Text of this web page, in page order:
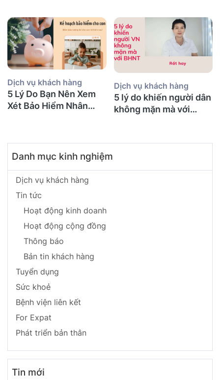
bảo hiểm gì?
Dịch vụ khách hàng
5 Lý Do Bạn Nên Xem
Xét Bảo Hiểm Nhân
Dịch vụ khách hàng
5 lý do khiến người dân
không mặn mà với
Danh mục kinh nghiệm
Dịch vụ khách hàng
Tin tức
Hoạt động kinh doanh
Hoạt động cộng đồng
Thông báo
Bản tin khách hàng
Tuyển dụng
Sức khoẻ
Bệnh viện liên kết
For Expat
Phát triển bản thân
Tin mới